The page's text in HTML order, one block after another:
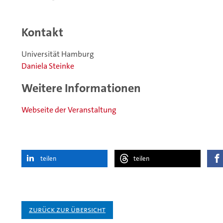
Kontakt
Universität Hamburg
Daniela Steinke
Weitere Informationen
Webseite der Veranstaltung
teilen teilen
Zurück zur Übersicht